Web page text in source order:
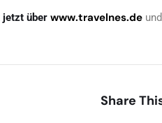
jetzt über www.travelnes.de
Share